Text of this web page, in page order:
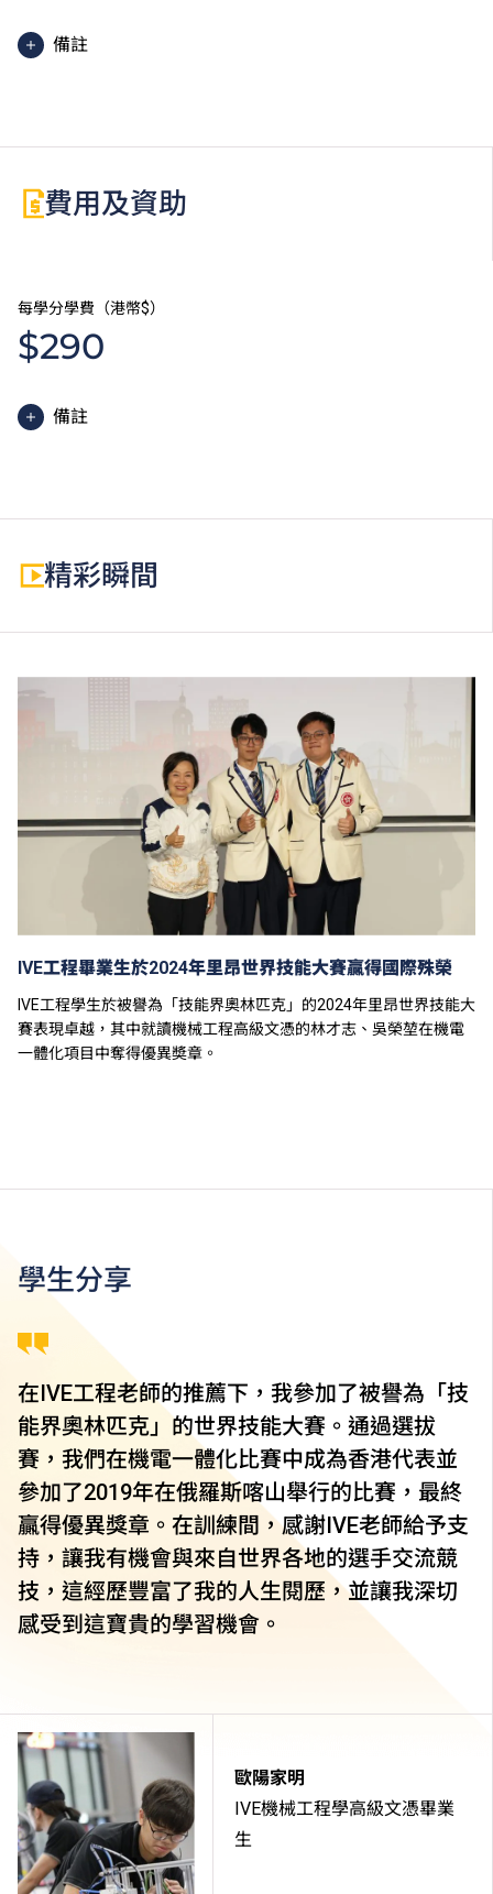
備註
費用及資助
每學分學費（港幣$）
$290
備註
為增強對學生的學習支援，學院或會要求部分學生修讀
付所需費用。
精彩瞬間
IVE工程畢業生於2024年里昂世界技能大賽贏得國際殊榮
IVE工程學生於被譽為「技能界奧林匹克」的2024年里昂世界技能大
賽表現卓越，其中就讀機械工程高級文憑的林才志、吳榮堃在機電
一體化項目中奪得優異奬章。
歐陽家明
IVE機械工程學高級文憑畢業
生
學生分享
在IVE工程老師的推薦下，我參加了被譽為「技
能界奧林匹克」的世界技能大賽。通過選拔
賽，我們在機電一體化比賽中成為香港代表並
參加了2019年在俄羅斯喀山舉行的比賽，最終
贏得優異獎章。在訓練間，感謝IVE老師給予支
持，讓我有機會與來自世界各地的選手交流競
技，這經歷豐富了我的人生閱歷，並讓我深切
感受到這寶貴的學習機會。